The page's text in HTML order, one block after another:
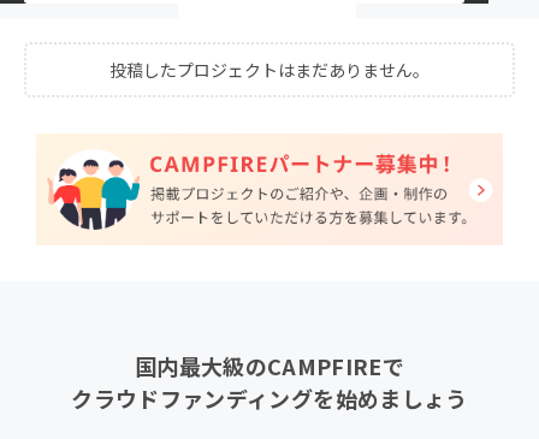
投稿したプロジェクトはまだありません。
国内最大級のCAMPFIREで
クラウドファンディングを始めましょう